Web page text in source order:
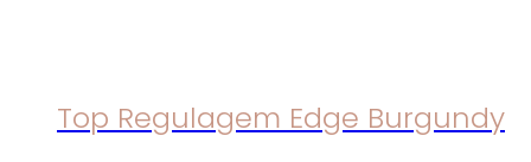
Top Regulagem Edge Burgundy